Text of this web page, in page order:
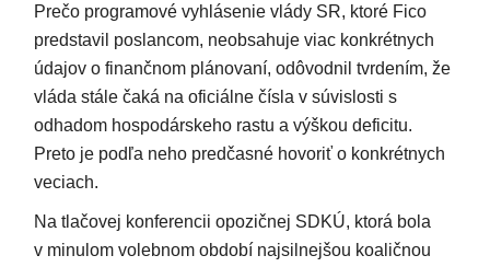
Prečo programové vyhlásenie vlády SR, ktoré Fico
predstavil poslancom, neobsahuje viac konkrétnych
údajov o finančnom plánovaní, odôvodnil tvrdením, že
vláda stále čaká na oficiálne čísla v súvislosti s
odhadom hospodárskeho rastu a výškou deficitu.
Preto je podľa neho predčasné hovoriť o konkrétnych
veciach.
Na tlačovej konferencii opozičnej SDKÚ, ktorá bola
v minulom volebnom období najsilnejšou koaličnou